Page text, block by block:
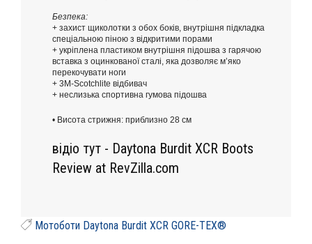
Безпека:
+ захист щиколотки з обох боків, внутрішня підкладка
спеціальною піною з відкритими порами
+ укріплена пластиком внутрішня підошва з гарячою
вставка з оцинкованої сталі, яка дозволяє м’яко
перекочувати ноги
+ 3M-Scotchlite відбивач
+ неслизька спортивна гумова підошва
• Висота стрижня: приблизно 28 см
відіо тут - Daytona Burdit XCR Boots
Review at RevZilla.com
Мотоботи Daytona Burdit XCR GORE-TEX®